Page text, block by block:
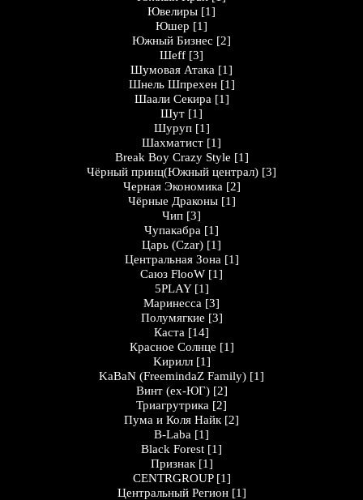
Ювелиры [1]
Юшер [1]
Южный Бизнес [2]
Шеff [3]
Шумовая Атака [1]
Шнель Шпрехен [1]
Шаали Секира [1]
Шут [1]
Шуруп [1]
Шахматист [1]
Break Boy Crazy Style [1]
Чёрный принц(Южный централ) [3]
Черная Экономика [2]
Чёрные Драконы [1]
Чип [3]
Чупакабра [1]
Царь (Czar) [1]
Центральная Зона [1]
Саюз FlooW [1]
5PLAY [1]
Маринесса [3]
Полумягкие [3]
Каста [14]
Кpaснoе Солнцe [1]
Kирилл [1]
KaBaN (FreemindaZ Family) [1]
Винт (ex-ЮГ) [2]
Триагрутрика [2]
Пума и Коля Найк [2]
B-Laba [1]
Black Forest [1]
Признак [1]
CENTRGROUP [1]
Центральный Регион [1]